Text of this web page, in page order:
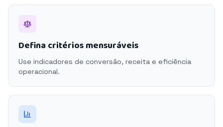
Defina critérios mensuráveis
Use indicadores de conversão, receita e eficiência
operacional.